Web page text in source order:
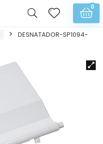
0
DESNATADOR-SP1094-